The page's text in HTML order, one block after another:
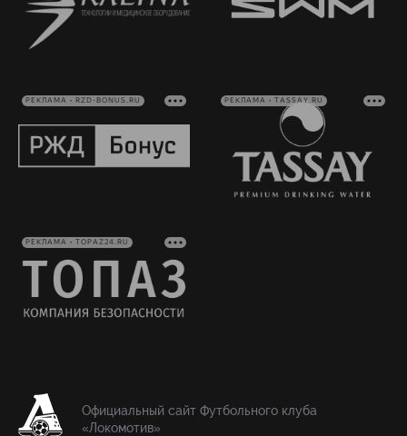
РЕКЛАМА • RZD-BONUS.RU РЕКЛАМА • TASSAY.RU
РЕКЛАМА • TOPAZ24.RU
Официальный сайт Футбольного клуба
«Локомотив»